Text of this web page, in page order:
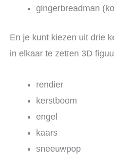
gingerbreadman
En je kunt kiezen uit drie
in elkaar te zetten 3D
rendier
kerstboom
engel
kaars
sneeuwpop